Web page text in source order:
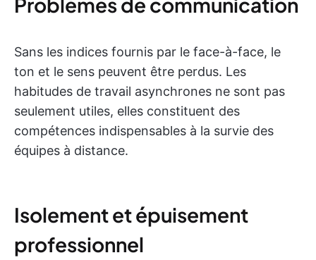
Sans les indices fournis par le face-à-face, le
ton et le sens peuvent être perdus. Les
habitudes de travail asynchrones ne sont pas
seulement utiles, elles constituent des
compétences indispensables à la survie des
équipes à distance.
Isolement et épuisement
professionnel